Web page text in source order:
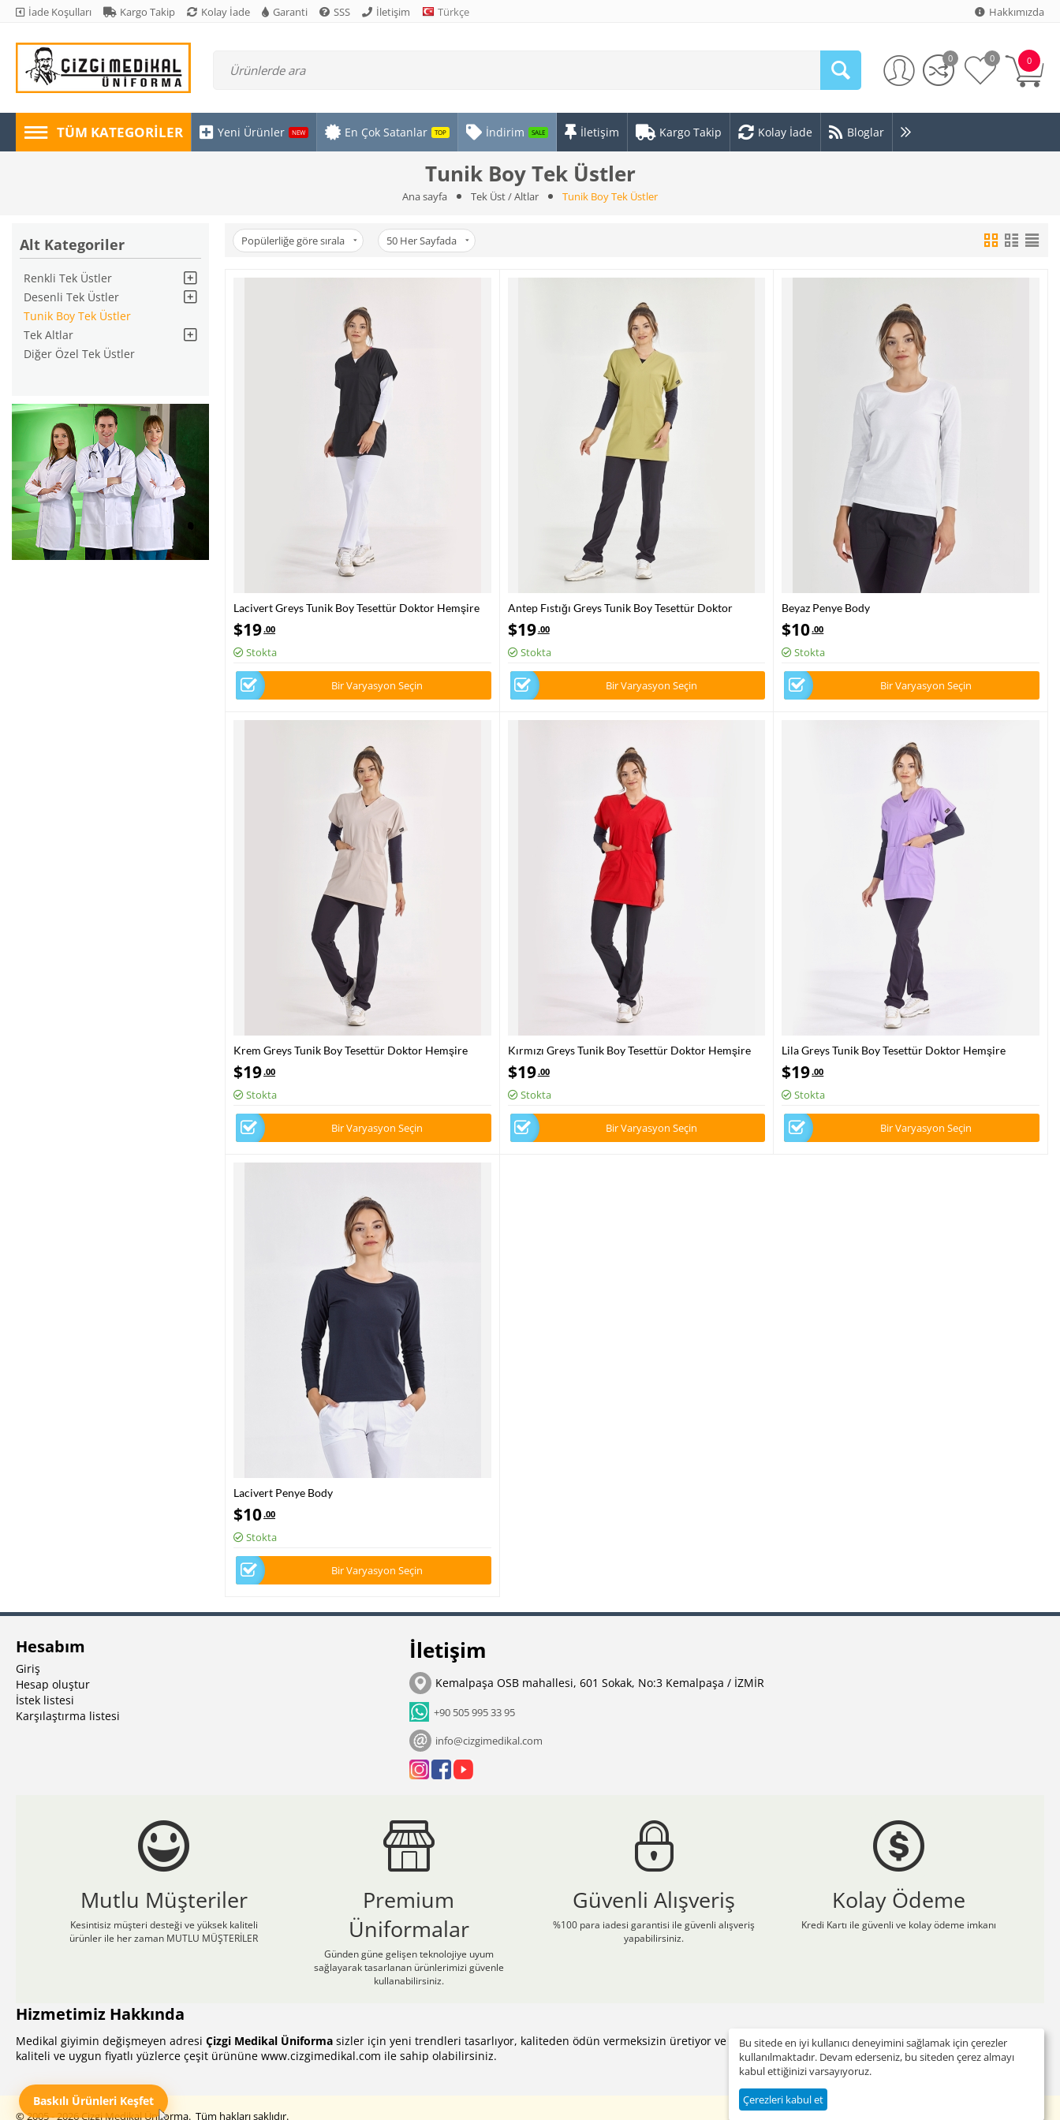
İade Koşulları Kargo Takip Kolay İade Garanti SSS İletişim Türkçe Hakkımızda
0
0 0
TÜM KATEGORILER Yeni Ürünler NEW En Çok Satanlar TOP İndirim SALE İletişim Kargo Takip Kolay İade Bloglar
Tunik Boy Tek Üstler
Ana sayfa Tek Üst / Altlar Tunik Boy Tek Üstler
Alt Kategoriler
Renkli Tek Üstler
Desenli Tek Üstler
Tunik Boy Tek Üstler
Tek Altlar
Diğer Özel Tek Üstler
Popülerliğe göre sırala 50 Her Sayfada
Lacivert Greys Tunik Boy Tesettür Doktor Hemşire
Medikal Forma Tek Üst Lüks Likralı Kumaş
$19.00
Stokta
Bir Varyasyon Seçin
Antep Fıstığı Greys Tunik Boy Tesettür Doktor
Hemşire Medikal Forma Tek Üst Lüks Likralı Kumaş
$19.00
Stokta
Bir Varyasyon Seçin
Beyaz Penye Body
$10.00
Stokta
Bir Varyasyon Seçin
Krem Greys Tunik Boy Tesettür Doktor Hemşire
Medikal Forma Tek Üst Lüks Likralı Kumaş
$19.00
Stokta
Bir Varyasyon Seçin
Kırmızı Greys Tunik Boy Tesettür Doktor Hemşire
Medikal Forma Tek Üst Lüks Likralı Kumaş
$19.00
Stokta
Bir Varyasyon Seçin
Lila Greys Tunik Boy Tesettür Doktor Hemşire
Medikal Forma Tek Üst Lüks Likralı Kumaş
$19.00
Stokta
Bir Varyasyon Seçin
Lacivert Penye Body
$10.00
Stokta
Bir Varyasyon Seçin
Hesabım
Giriş
Hesap oluştur
İstek listesi
Karşılaştırma listesi
İletişim
Kemalpaşa OSB mahallesi, 601 Sokak, No:3 Kemalpaşa / İZMİR
+90 505 995 33 95
info@cizgimedikal.com
Mutlu Müşteriler
Kesintisiz müşteri desteği ve yüksek kaliteli
ürünler ile her zaman MUTLU MÜŞTERİLER
Premium
Üniformalar
Günden güne gelişen teknolojiye uyum
sağlayarak tasarlanan ürünlerimizi güvenle
kullanabilirsiniz.
Güvenli Alışveriş
%100 para iadesi garantisi ile güvenli alışveriş
yapabilirsiniz.
Kolay Ödeme
Kredi Kartı ile güvenli ve kolay ödeme imkanı
Hizmetimiz Hakkında
Medikal giyimin değişmeyen adresi Çizgi Medikal Üniforma sizler için yeni trendleri tasarlıyor, kaliteden ödün vermeksizin üretiyor ve adresinize gönderiyor. Sizde Çizgi Medikal Üniforma'nın
kaliteli ve uygun fiyatlı yüzlerce çeşit ürününe www.cizgimedikal.com ile sahip olabilirsiniz.
© 2005 - 2026 Çizgi Medikal Üniforma. Tüm hakları saklıdır.
Baskılı Ürünleri Keşfet
Bu sitede en iyi kullanıcı deneyimini sağlamak için çerezler
kullanılmaktadır. Devam ederseniz, bu siteden çerez almayı
kabul ettiğinizi varsayıyoruz.
Çerezleri kabul et